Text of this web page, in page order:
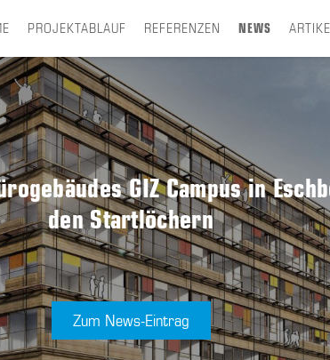
PROJEKTABLAUF REFERENZEN NEWS
GIZ Campus in
den Startlöchern
Zum News-Eintrag